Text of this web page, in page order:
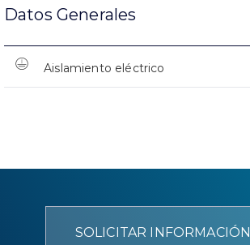
Datos Generales
Aislamiento eléctrico
SOLICITAR INFORMACIÓN